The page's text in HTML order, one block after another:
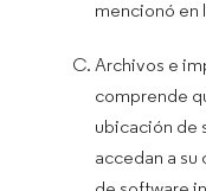
mencionó en
Archivos e
comprende
ubicación de
accedan a su